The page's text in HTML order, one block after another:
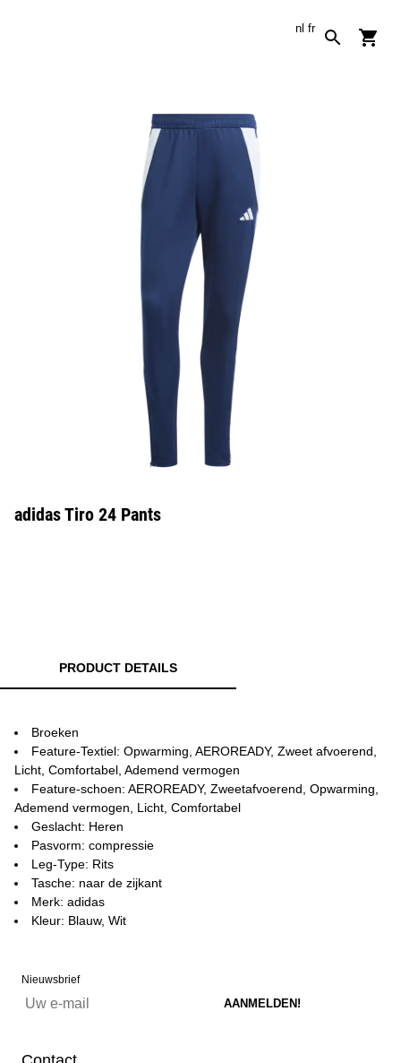
nl fr
adidas Tiro 24 Pants
PRODUCT DETAILS
Broeken
Feature-Textiel: Opwarming, AEROREADY, Zweet afvoerend,
Licht, Comfortabel, Ademend vermogen
Feature-schoen: AEROREADY, Zweetafvoerend, Opwarming,
Ademend vermogen, Licht, Comfortabel
Geslacht: Heren
Pasvorm: compressie
Leg-Type: Rits
Tasche: naar de zijkant
Merk: adidas
Kleur: Blauw, Wit
Nieuwsbrief